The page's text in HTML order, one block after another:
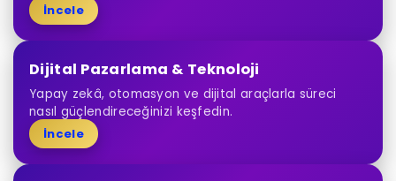
İncele
Dijital Pazarlama & Teknoloji
Yapay zekâ, otomasyon ve dijital araçlarla süreci
nasıl güçlendireceğinizi keşfedin.
İncele